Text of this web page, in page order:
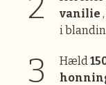
vanilie ,
i
Hæld